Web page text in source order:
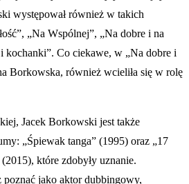
występował również w takich
„Na Wspólnej”, „Na dobre i na
kochanki”. Co ciekawe, w „Na dobre i
Borkowska, również wcieliła się w rolę
Jacek Borkowski jest także
„Śpiewak tanga” (1995) oraz „17
które zdobyły uznanie.
jako aktor dubbingowy,